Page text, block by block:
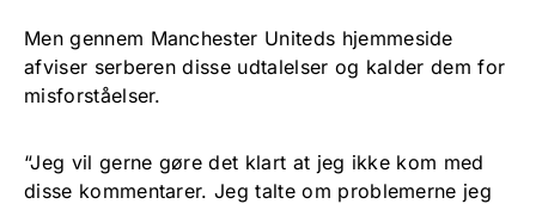
Men gennem Manchester Uniteds hjemmeside
afviser serberen disse udtalelser og kalder dem for
misforståelser.
“Jeg vil gerne gøre det klart at jeg ikke kom med
disse kommentarer. Jeg talte om problemerne jeg